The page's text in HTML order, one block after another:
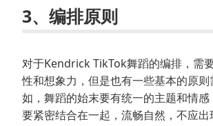
3、编排原则
对于Kendrick TikTok舞蹈的编排，需
性和想象力，但是也有一些基本的原
如，舞蹈的始末要有统一的主题和情
要紧密结合在一起，流畅自然，不应